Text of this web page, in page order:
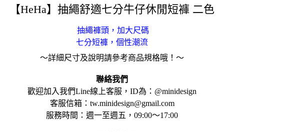
【HeHa】抽繩舒適七分牛仔休閒短褲 二色
抽繩褲頭，加大尺碼
七分短褲，個性潮流
～詳細尺寸及說明請參考商品規格哦！～
聯絡我們
歡迎加入我們Line線上客服，ID為：@minidesign
客服信箱：tw.minidesign@gmail.com
服務時間：週一至週五，09:00～17:00